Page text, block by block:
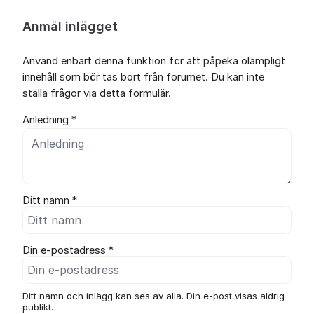
Anmäl inlägget
Använd enbart denna funktion för att påpeka olämpligt
innehåll som bör tas bort från forumet. Du kan inte
ställa frågor via detta formulär.
Anledning *
Ditt namn *
Din e-postadress *
Ditt namn och inlägg kan ses av alla. Din e-post visas aldrig
publikt.